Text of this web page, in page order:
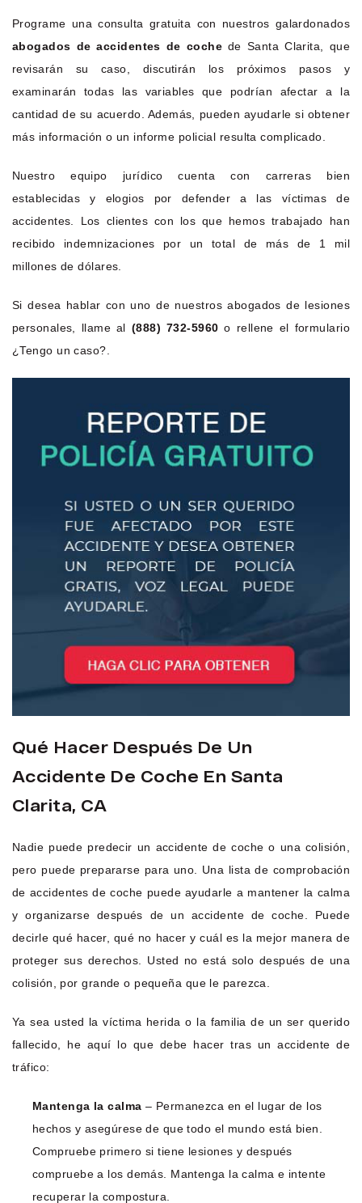
Programe una consulta gratuita con nuestros galardonados
abogados de accidentes de cochede Santa Clarita, que
revisarán su caso, discutirán los próximos pasos y
examinarán todas las variables que podrían afectar a la
cantidad de su acuerdo. Además, pueden ayudarle si obtener
más información o un informe policial resulta complicado.
Nuestro equipo jurídico cuenta con carreras bien
establecidas y elogios por defender a las víctimas de
accidentes. Los clientes con los que hemos trabajado han
recibido indemnizaciones por un total de más de 1 mil
millones de dólares.
Si desea hablar con uno de nuestros abogados de lesiones
personales, llame al (888) 732-5960 o rellene el formulario
¿Tengo un caso?.
Qué Hacer Después De Un
Accidente De Coche En Santa
Clarita, CA
Nadie puede predecir un accidente de coche o una colisión,
pero puede prepararse para uno. Una lista de comprobación
de accidentes de coche puede ayudarle a mantener la calma
y organizarse después de un accidente de coche. Puede
decirle qué hacer, qué no hacer y cuál es la mejor manera de
proteger sus derechos. Usted no está solo después de una
colisión, por grande o pequeña que le parezca.
Ya sea usted la víctima herida o la familia de un ser querido
fallecido, he aquí lo que debe hacer tras un accidente de
tráfico:
Mantenga la calma – Permanezca en el lugar de los
hechos y asegúrese de que todo el mundo está bien.
Compruebe primero si tiene lesiones y después
compruebe a los demás. Mantenga la calma e intente
recuperar la compostura.